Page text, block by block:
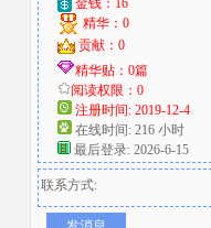
精华：0
贡献：0
精华贴：0篇
阅读权限：0
注册时间: 2019-12-4
在线时间: 216 小时
最后登录: 2026-6-15
联系方式: